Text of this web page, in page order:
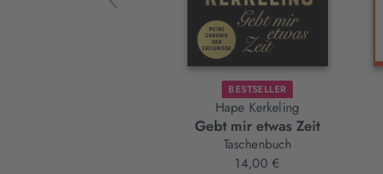
BESTSELLER
Hape Kerkeling
Gebt mir etwas Zeit
Taschenbuch
14,00 €